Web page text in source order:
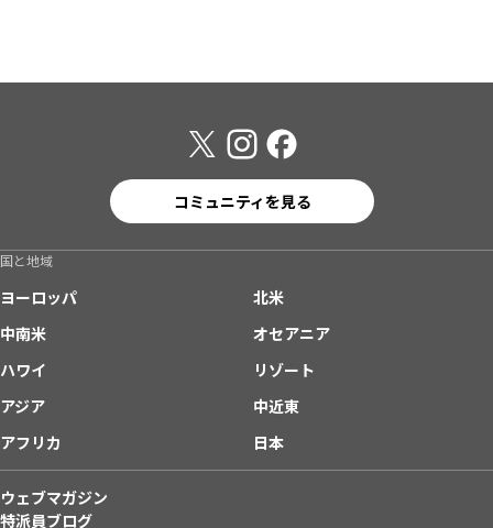
コミュニティを見る
国と地域
ヨーロッパ
北米
中南米
オセアニア
ハワイ
リゾート
アジア
中近東
アフリカ
日本
ウェブマガジン
特派員ブログ